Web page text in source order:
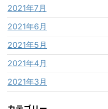
2021年7月
2021年6月
2021年5月
2021年4月
2021年3月